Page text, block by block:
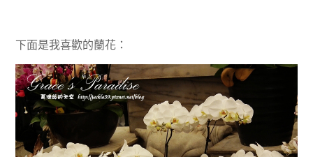
下面是我喜歡的蘭花：